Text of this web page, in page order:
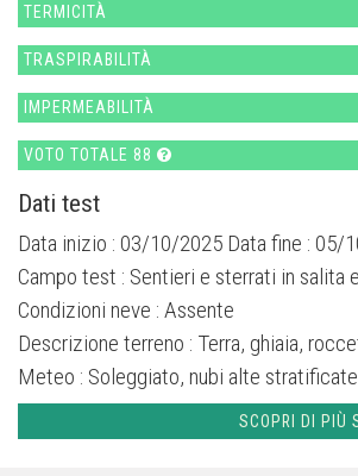
TERMICITÀ
TRASPIRABILITÀ
IMPERMEABILITÀ
VOTO TOTALE 88
Dati test
Data inizio : 03/10/2025 Data fine : 05/
Campo test : Sentieri e sterrati in salita
Condizioni neve : Assente
Descrizione terreno : Terra, ghiaia,
Meteo : Soleggiato, nubi alte stratificate
SCOPRI DI PIÙ